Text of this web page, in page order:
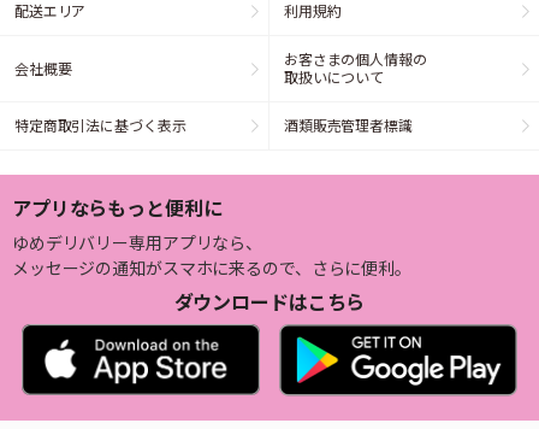
配送エリア 利用規約
会社概要
お客さまの個人情報の
取扱いについて
特定商取引法に基づく表示 酒類販売管理者標識
アプリならもっと便利に
ゆめデリバリー専用アプリなら、
メッセージの通知がスマホに来るので、さらに便利。
ダウンロードはこちら